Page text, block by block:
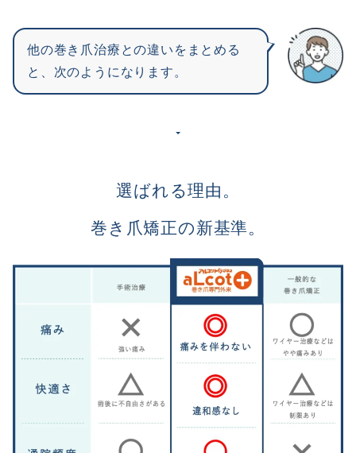
他の巻き爪治療との違いをまとめる
と、次のようになります。
選ばれる理由。
巻き爪矯正の新基準。